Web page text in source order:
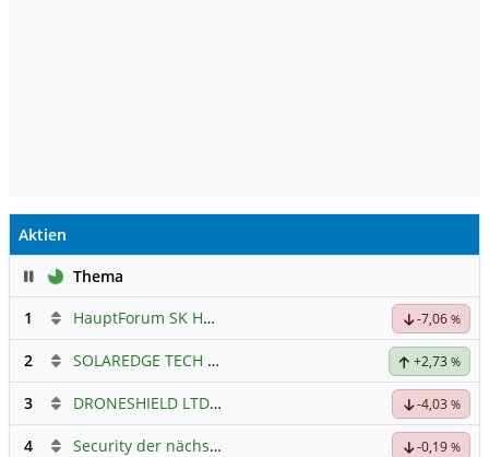
Aktien
PauseThema
1
HauptForum SK HYNIC -7,06 %
2 SOLAREDGE TECH Hauptdiskussion +2,73 %
3 DRONESHIELD LTDHauptdiskussion -4,03 %
4 Security der nächsten Generation -0,19 %